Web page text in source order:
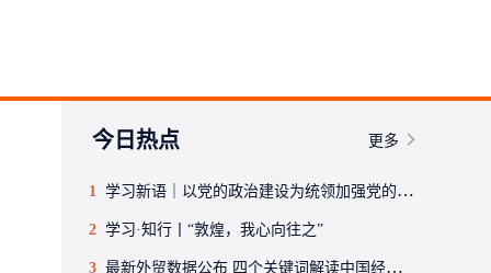
今日热点 更多
1 学习新语｜以党的政治建设为统领加强党的各方面建设
2 学习·知行丨“敦煌，我心向往之”
3 最新外贸数据公布 四个关键词解读中国经济韧性